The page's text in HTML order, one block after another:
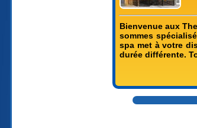
Bienvenue aux
sommes
spa met à votre
durée différente.